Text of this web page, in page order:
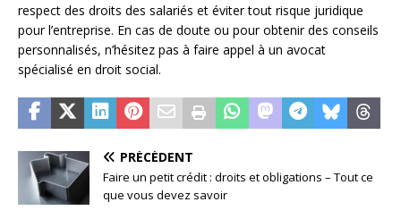
respect des droits des salariés et éviter tout risque juridique
pour l’entreprise. En cas de doute ou pour obtenir des conseils
personnalisés, n’hésitez pas à faire appel à un avocat
spécialisé en droit social.
PRÉCÉDENT
Faire un petit crédit : droits et obligations – Tout ce
que vous devez savoir